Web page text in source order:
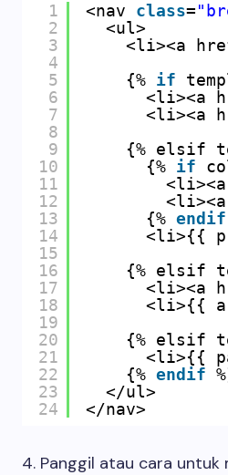
1
2
3
4
5
6
7
8
9
10
11
12
13
14
15
16
17
18
19
20
21
22
23
24
<nav class=
<ul>
<li><a
{% if
<li><a
<li><a
{% elsif
{% if
{% endif
<li>{{
{% elsif
<li><a
<li>{{
{% elsif
<li>{{
{% endif
</ul>
</nav>
4. Panggil atau cara untuk